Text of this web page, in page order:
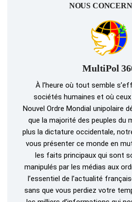
NOUS
MultiPol
À l’heure où tout semble
sociétés humaines et où
Nouvel Ordre Mondial unipolaire
que la majorité des peuples du
plus la dictature occidentale,
vous présenter ce monde en
les faits principaux qui sont
manipulés par les médias aux
l’essentiel de l’actualité
sans que vous perdiez votre